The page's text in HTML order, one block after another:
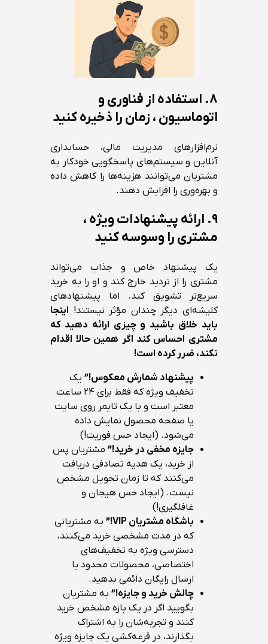
۸. استفاده از فناوری و
اتوماسیون ، زمان را ذخیره کنید
نرم‌افزارهای مدیریت مالی، حسابداری
آنلاین و سیستم‌های پاسخگویی خودکار به
مشتریان می‌توانند هزینه‌ها را کاهش داده
و بهره‌وری را افزایش دهند.
۹. ارائه پیشنهادات ویژه ،
مشتری را وسوسه کنید
یک پیشنهاد خاص و جذاب می‌تواند
مشتری را از تردید خارج کند و او را به خرید
سریع‌تر تشویق کند. اما پیشنهادهای
کلیشه‌ای دیگر چندان مؤثر نیستند! اینجا
باید خلاق باشید و چیزی ارائه دهید که
مشتری احساس کند اگر همین حالا اقدام
نکند، ضرر کرده است!
پیشنهاد شمارش معکوس!” یک
تخفیف ویژه که فقط برای ۲۴ ساعت
معتبر است و با یک تایمر روی سایت
یا صفحه محصول نمایش داده
می‌شود. (ایجاد حس فوریت!)
جایزه مخفی در خرید!” مشتریان پس
از خرید، یک هدیه تصادفی دریافت
می‌کنند که تا زمان تحویل مشخص
نیست. (ایجاد حس هیجان و
غافلگیری!)
باشگاه مشتریان VIP!”
به مشتریانی
که در مدت مشخصی خرید می‌کنند،
دسترسی ویژه به تخفیف‌های
اختصاصی، محصولات محدود یا
ارسال رایگان دائمی بدهید.
چالش خرید و جایزه!” به مشتریان
بگویید اگر در یک بازه مشخص خرید
کنند و تجربه‌شان را به اشتراک
بگذارند، در قرعه‌کشی یک جایزه ویژه